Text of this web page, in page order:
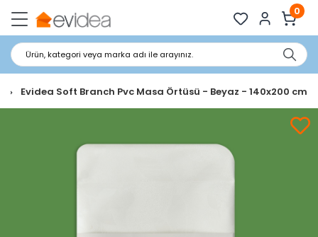
0
Ürün, kategori veya marka adı ile arayınız.
Evidea Soft Branch Pvc Masa Örtüsü - Beyaz - 140x200 cm